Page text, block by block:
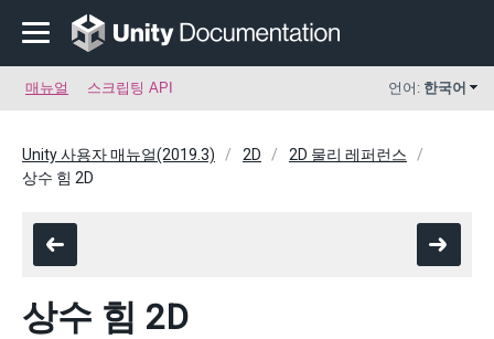
매뉴얼 스크립팅 API 언어: 한국어
Unity 사용자 매뉴얼(2019.3) 2D
2D 물리 레퍼런스
상수 힘 2D
상수 힘 2D